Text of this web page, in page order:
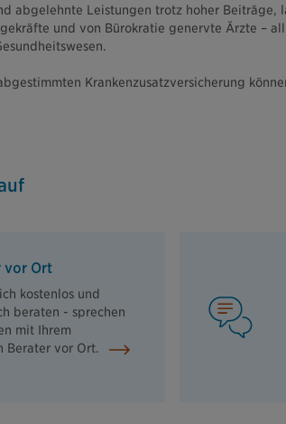
abgelehnte Leistungen trotz hoher Beiträge,
und von Bürokratie genervte Ärzte –
Krankenzusatzversicherung
vor Ort
kostenlos und
beraten - sprechen
mit Ihrem
Berater vor Ort.